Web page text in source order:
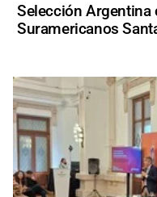
Selección
Suramericanos